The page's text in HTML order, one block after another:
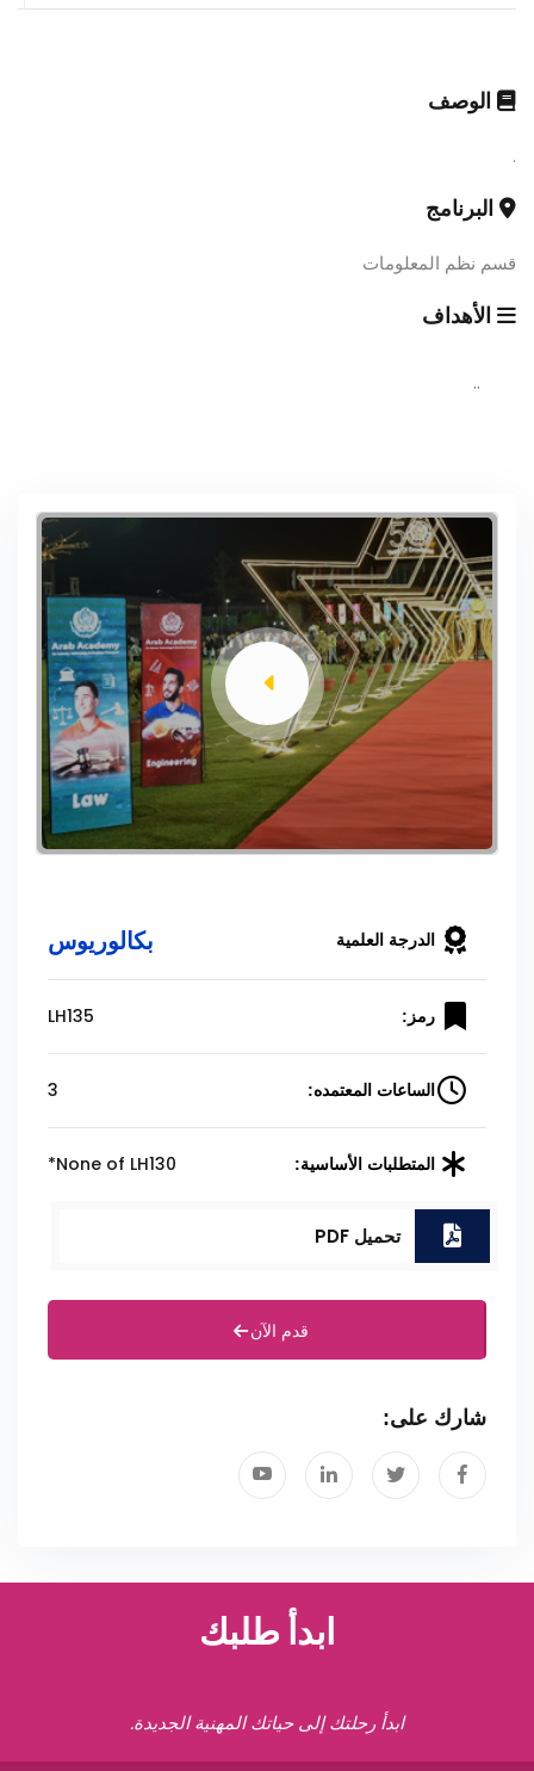
الوصف
.
البرنامج
قسم نظم المعلومات
الأهداف
..
الدرجة العلمية بكالوريوس
رمز: LH135
الساعات المعتمده: 3
المتطلبات الأساسية: None of LH130*
تحميل PDF
قدم الآن
شارك على:
ابدأ طلبك
ابدأ رحلتك إلى حياتك المهنية الجديدة.